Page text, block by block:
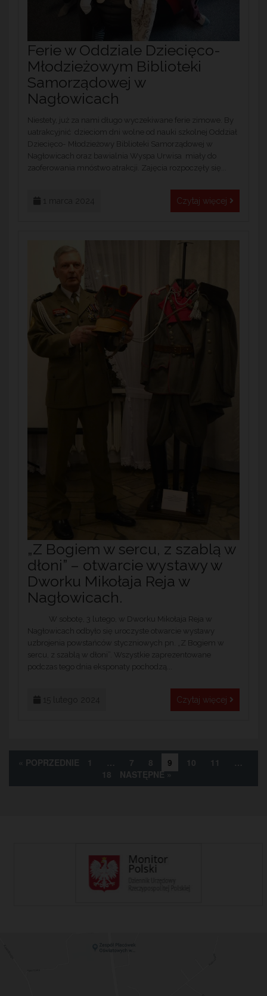
Ferie w Oddziale Dziecięco-
Młodzieżowym Biblioteki
Samorządowej w
Nagłowicach
Niestety, już za nami długo wyczekiwane ferie zimowe. By
uatrakcyjnić dzieciom dni wolne od nauki szkolnej Oddział
Dziecięco- Młodzieżowy Biblioteki Samorządowej w
Nagłowicach oraz bawialnia Wyspa Urwisa miały do
zaoferowania mnóstwo atrakcji. Zajęcia rozpoczęły się...
Czytaj więcej
„Z Bogiem w sercu, z szablą w
dłoni” – otwarcie wystawy w
Dworku Mikołaja Reja w
Nagłowicach.
W sobotę, 3 lutego, w Dworku Mikołaja Reja w
Nagłowicach odbyło się uroczyste otwarcie wystawy
uzbrojenia powstańców styczniowych pn. „Z Bogiem w
sercu, z szablą w dłoni”. Wszystkie zaprezentowane
podczas tego dnia eksponaty pochodzą...
Czytaj więcej
« POPRZEDNIE 1 … 7 8 9 10 11
…
18
NASTĘPNE »